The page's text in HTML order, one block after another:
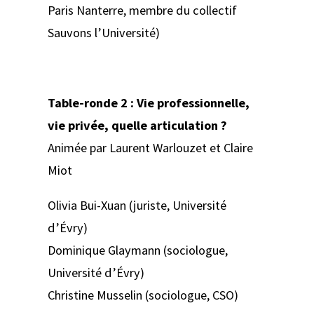
Paris Nanterre, membre du collectif
Sauvons l’Université)
Table-ronde 2 : Vie professionnelle,
vie privée, quelle articulation ?
Animée par Laurent Warlouzet et Claire
Miot
Olivia Bui-Xuan (juriste, Université
d’Évry)
Dominique Glaymann (sociologue,
Université d’Évry)
Christine Musselin (sociologue, CSO)